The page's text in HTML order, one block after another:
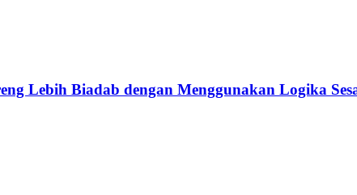
Lebih Biadab dengan Menggunakan Logika